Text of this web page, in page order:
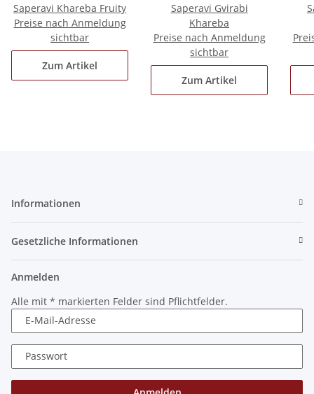
Saperavi Khareba Fruity
Preise nach Anmeldung
sichtbar
Zum Artikel
Saperavi Gvirabi
Khareba
Preise nach Anmeldung
sichtbar
Zum Artikel
Informationen
Gesetzliche Informationen
Anmelden
Alle mit * markierten Felder sind Pflichtfelder.
E-Mail-Adresse
Passwort